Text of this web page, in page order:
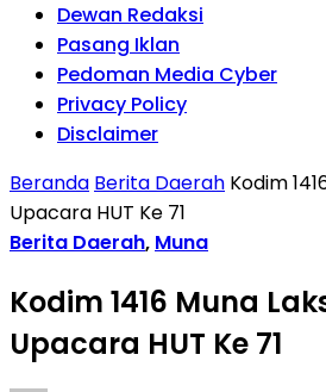
Dewan Redaksi
Pasang Iklan
Pedoman Media Cyber
Privacy Policy
Disclaimer
Beranda Berita Daerah Kodim
Upacara HUT Ke 71
Berita Daerah, Muna
Kodim 1416 Muna
Upacara HUT Ke 71